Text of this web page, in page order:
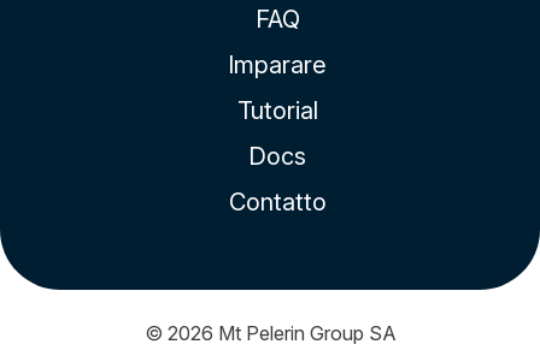
FAQ
Imparare
Tutorial
Docs
Contatto
© 2026 Mt Pelerin Group SA